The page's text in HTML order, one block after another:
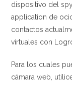
dispositivo del
application de
contactos
virtuales con
Para los cuales
cámara web,